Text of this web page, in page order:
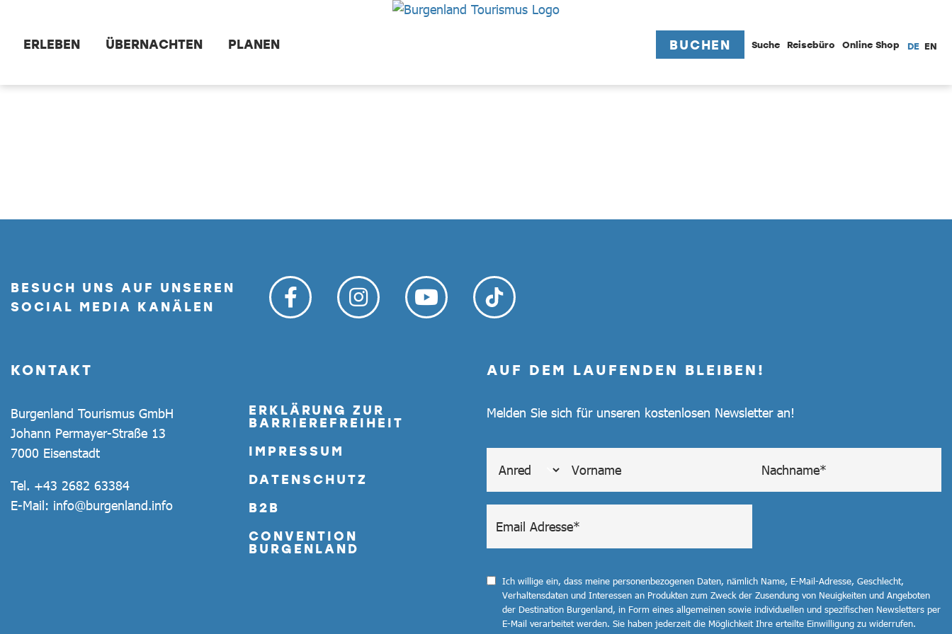
ERLEBEN ÜBERNACHTEN PLANEN BUCHEN Suche Reisebüro Online Shop DE EN
BESUCH UNS AUF UNSEREN
SOCIAL MEDIA KANÄLEN
KONTAKT
Burgenland Tourismus GmbH
Johann Permayer-Straße 13
7000 Eisenstadt
Tel. +43 2682 63384
E-Mail: info@burgenland.info
ERKLÄRUNG ZUR
BARRIEREFREIHEIT
IMPRESSUM
DATENSCHUTZ
B2B
CONVENTION
BURGENLAND
AUF DEM LAUFENDEN BLEIBEN!
Melden Sie sich für unseren kostenlosen Newsletter an!
Ich willige ein, dass meine personenbezogenen Daten, nämlich Name, E-Mail-Adresse, Geschlecht,
Verhaltensdaten und Interessen an Produkten zum Zweck der Zusendung von Neuigkeiten und Angeboten
der Destination Burgenland, in Form eines allgemeinen sowie individuellen und spezifischen Newsletters per
E-Mail verarbeitet werden. Sie haben jederzeit die Möglichkeit Ihre erteilte Einwilligung zu widerrufen.